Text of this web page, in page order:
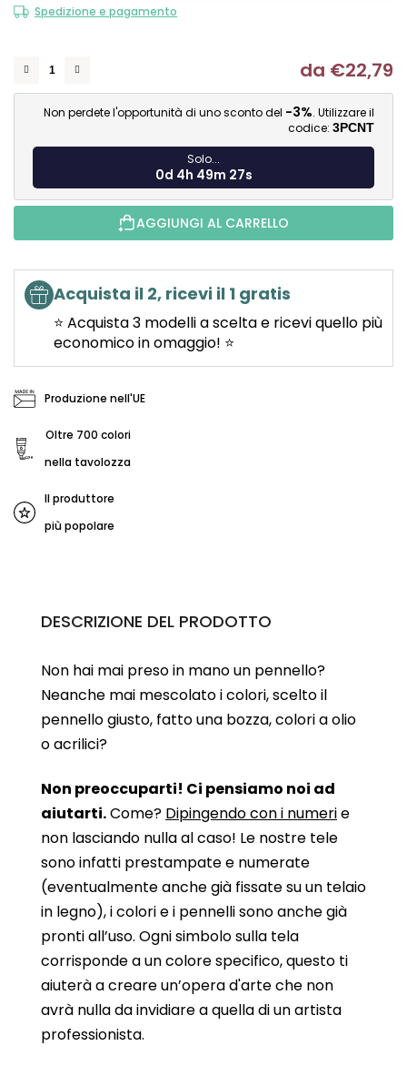
Spedizione e pagamento
da €22,79
Non perdete l'opportunità di uno sconto del -3%. Utilizzare il
codice: 3PCNT
Solo...
0d 4h 49m 27s
AGGIUNGI AL CARRELLO
Acquista il 2, ricevi il 1 gratis
⭐ Acquista 3 modelli a scelta e ricevi quello più
economico in omaggio! ⭐
Produzione nell'UE
Oltre 700 colori
nella tavolozza
Il produttore
più popolare
DESCRIZIONE DEL PRODOTTO
Non hai mai preso in mano un pennello?
Neanche mai mescolato i colori, scelto il
pennello giusto, fatto una bozza, colori a olio
o acrilici?
Non preoccuparti! Ci pensiamo noi ad
aiutarti.Come? Dipingendo con i numerie
non lasciando nulla al caso! Le nostre tele
sono infatti prestampate e numerate
(eventualmente anche già fissate su un telaio
in legno), i colori e i pennelli sono anche già
pronti all’uso. Ogni simbolo sulla tela
corrisponde a un colore specifico, questo ti
aiuterà a creare un’opera d'arte che non
avrà nulla da invidiare a quella di un artista
professionista.